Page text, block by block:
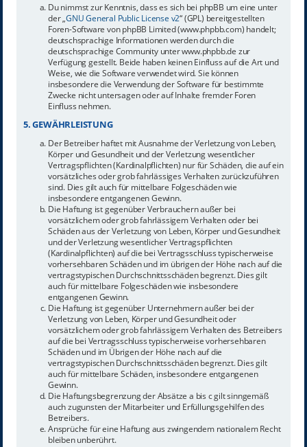
Du nimmst zur Kenntnis, dass es sich bei phpBB um eine unter
der „GNU General Public License v2“ (GPL) bereitgestellten
Foren-Software von phpBB Limited (www.phpbb.com) handelt;
deutschsprachige Informationen werden durch die
deutschsprachige Community unter www.phpbb.de zur
Verfügung gestellt. Beide haben keinen Einfluss auf die Art und
Weise, wie die Software verwendet wird. Sie können
insbesondere die Verwendung der Software für bestimmte
Zwecke nicht untersagen oder auf Inhalte fremder Foren
Einfluss nehmen.
5. GEWÄHRLEISTUNG
Der Betreiber haftet mit Ausnahme der Verletzung von Leben,
Körper und Gesundheit und der Verletzung wesentlicher
Vertragspflichten (Kardinalpflichten) nur für Schäden, die auf ein
vorsätzliches oder grob fahrlässiges Verhalten zurückzuführen
sind. Dies gilt auch für mittelbare Folgeschäden wie
insbesondere entgangenen Gewinn.
Die Haftung ist gegenüber Verbrauchern außer bei
vorsätzlichem oder grob fahrlässigem Verhalten oder bei
Schäden aus der Verletzung von Leben, Körper und Gesundheit
und der Verletzung wesentlicher Vertragspflichten
(Kardinalpflichten) auf die bei Vertragsschluss typischerweise
vorhersehbaren Schäden und im übrigen der Höhe nach auf die
vertragstypischen Durchschnittsschäden begrenzt. Dies gilt
auch für mittelbare Folgeschäden wie insbesondere
entgangenen Gewinn.
Die Haftung ist gegenüber Unternehmern außer bei der
Verletzung von Leben, Körper und Gesundheit oder
vorsätzlichem oder grob fahrlässigem Verhalten des Betreibers
auf die bei Vertragsschluss typischerweise vorhersehbaren
Schäden und im Übrigen der Höhe nach auf die
vertragstypischen Durchschnittsschäden begrenzt. Dies gilt
auch für mittelbare Schäden, insbesondere entgangenen
Gewinn.
Die Haftungsbegrenzung der Absätze a bis c gilt sinngemäß
auch zugunsten der Mitarbeiter und Erfüllungsgehilfen des
Betreibers.
Ansprüche für eine Haftung aus zwingendem nationalem Recht
bleiben unberührt.